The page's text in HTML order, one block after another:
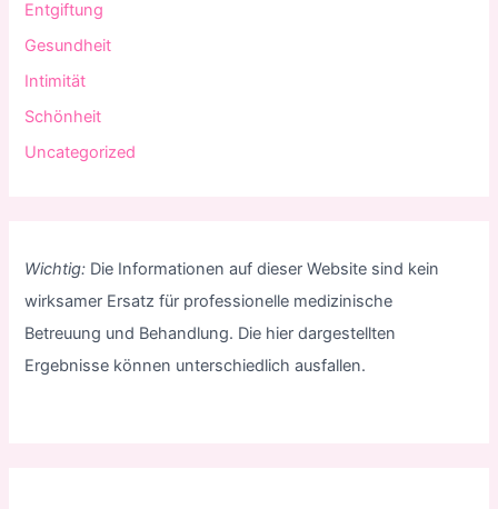
Entgiftung
Gesundheit
Intimität
Schönheit
Uncategorized
Wichtig: Die Informationen auf dieser Website sind kein
wirksamer Ersatz für professionelle medizinische
Betreuung und Behandlung. Die hier dargestellten
Ergebnisse können unterschiedlich ausfallen.